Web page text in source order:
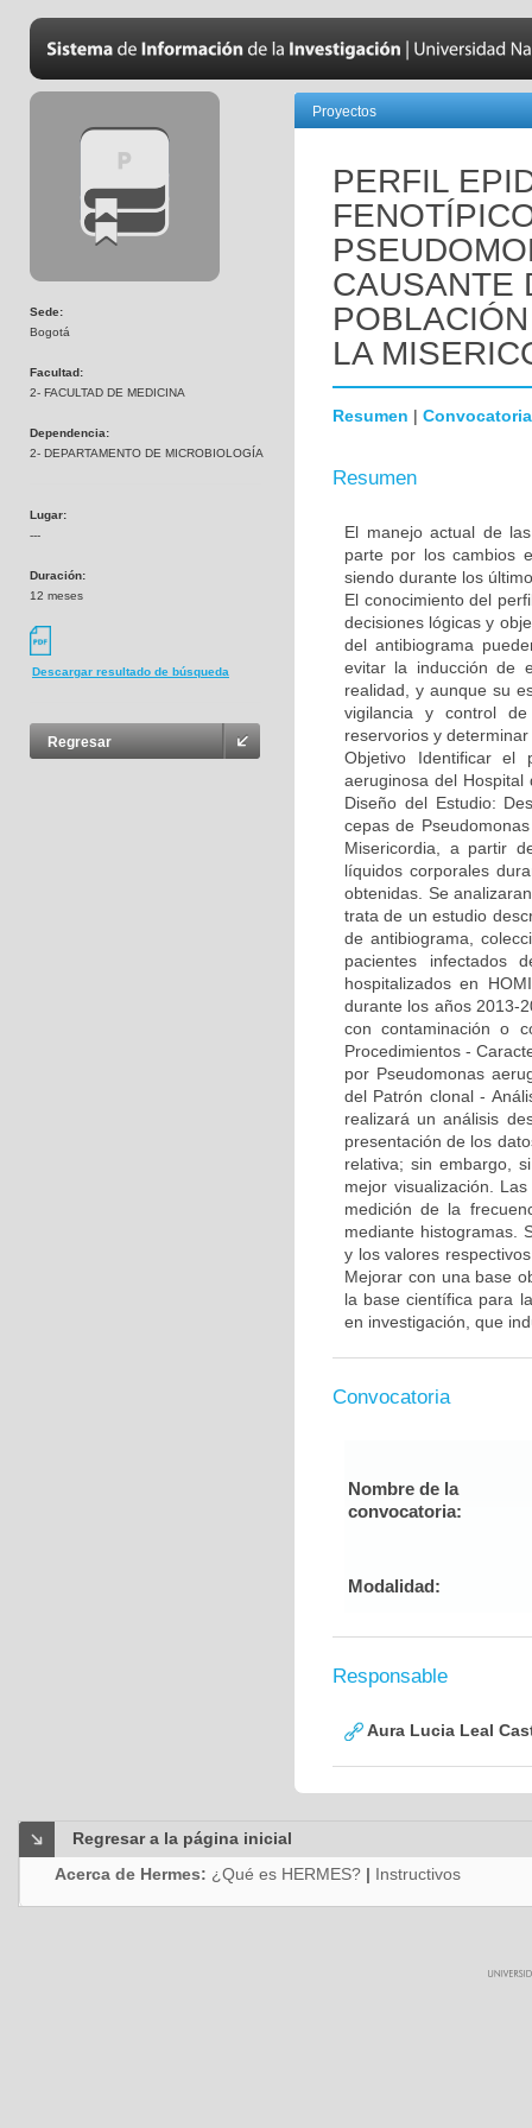
Sede:
Bogotá
Facultad:
2- FACULTAD DE MEDICINA
Dependencia:
2- DEPARTAMENTO DE MICROBIOLOGÍA
Lugar:
---
Duración:
12 meses
Descargar resultado de búsqueda
Regresar
Proyectos
PERFIL
CAUSANTE
LA
Resumen | Convocatoria
Resumen
El manejo actual de
parte por los cambios
siendo durante los
El conocimiento del
decisiones lógicas y
del antibiograma
evitar la inducción de
realidad, y aunque su
vigilancia y control
reservorios y
Objetivo Identificar el
aeruginosa del
Diseño del Estudio:
cepas de
Misericordia, a partir
líquidos corporales
obtenidas. Se
trata de un estudio
de antibiograma,
pacientes infectados
hospitalizados en
durante los años 2013-
con contaminación o
Procedimientos -
por Pseudomonas
del Patrón clonal -
realizará un análisis
presentación de los
relativa; sin embargo,
mejor visualización.
medición de la
mediante histogramas.
y los valores
Mejorar con una base
la base científica para
en investigación, que
Convocatoria
Nombre de la
convocatoria:
Modalidad:
Responsable
Aura Lucia Leal
Regresar a la página inicial
Acerca de Hermes: ¿Qué es HERMES? | Instructivos